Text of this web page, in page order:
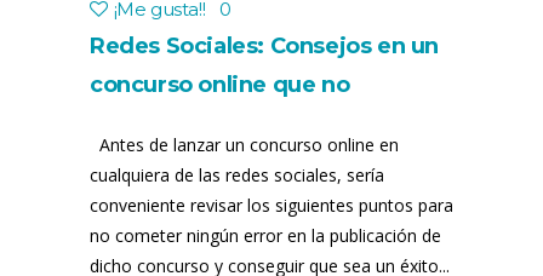
¡Me gusta!! 0
Redes Sociales: Consejos en un
concurso online que no
Antes de lanzar un concurso online en
cualquiera de las redes sociales, sería
conveniente revisar los siguientes puntos para
no cometer ningún error en la publicación de
dicho concurso y conseguir que sea un éxito...